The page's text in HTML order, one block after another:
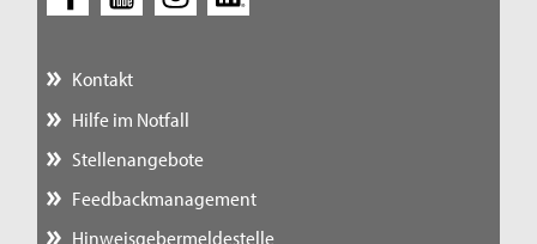
Kontakt
Hilfe im Notfall
Stellenangebote
Feedbackmanagement
Hinweisgebermeldestelle